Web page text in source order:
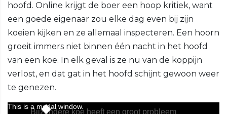
hoofd. Online krijgt de boer een hoop kritiek, want
een goede eigenaar zou elke dag even bij zijn
koeien kijken en ze allemaal inspecteren. Een hoorn
groeit immers niet binnen één nacht in het hoofd
van een koe. In elk geval is ze nu van de koppijn
verlost, en dat gat in het hoofd schijnt gewoon weer
te genezen.